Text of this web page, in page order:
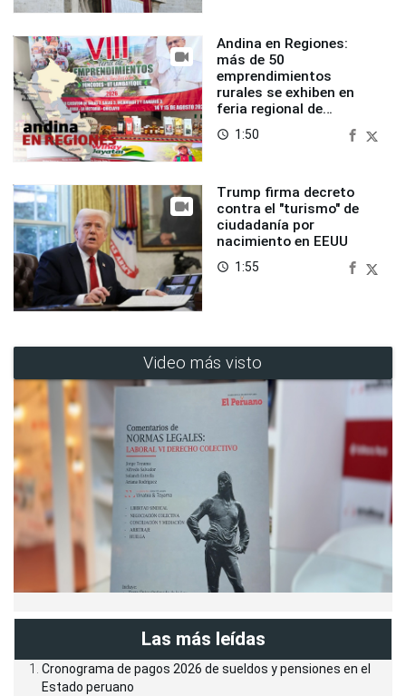
Andina en Regiones:
más de 50
emprendimientos
rurales se exhiben en
feria regional de
Foncodes
access_time 1:50
Trump firma decreto
contra el "turismo" de
ciudadanía por
nacimiento en EEUU
access_time 1:55
Video más visto
Las más leídas
Cronograma de pagos 2026 de sueldos y pensiones en el
Estado peruano